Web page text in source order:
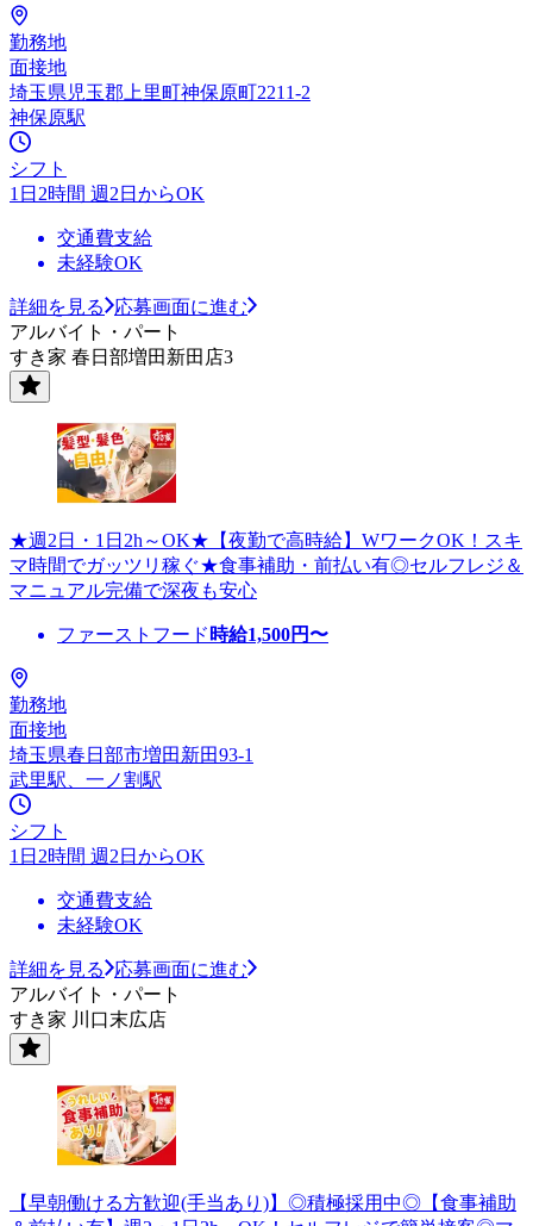
勤務地
面接地
埼玉県児玉郡上里町神保原町2211-2
神保原駅
シフト
1日2時間 週2日からOK
交通費支給
未経験OK
詳細を見る
応募画面に進む
アルバイト・パート
すき家 春日部増田新田店3
★週2日・1日2h～OK★【夜勤で高時給】WワークOK！スキ
マ時間でガッツリ稼ぐ★食事補助・前払い有◎セルフレジ＆
マニュアル完備で深夜も安心
ファーストフード 時給1,500円〜
勤務地
面接地
埼玉県春日部市増田新田93-1
武里駅、一ノ割駅
シフト
1日2時間 週2日からOK
交通費支給
未経験OK
詳細を見る
応募画面に進む
アルバイト・パート
すき家 川口末広店
【早朝働ける方歓迎(手当あり)】◎積極採用中◎【食事補助